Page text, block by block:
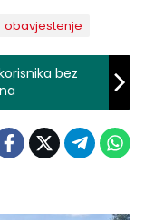
obavjestenje
bez